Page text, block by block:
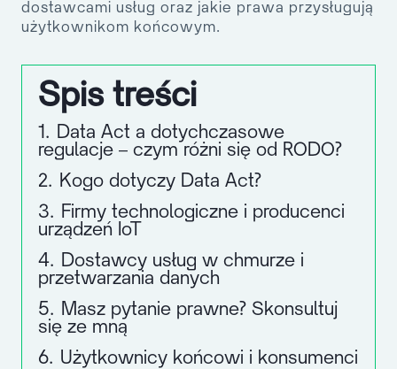
dostawcami usług oraz jakie prawa przysługują
użytkownikom końcowym.
Spis treści
1. Data Act a dotychczasowe
regulacje – czym różni się od RODO?
2. Kogo dotyczy Data Act?
3. Firmy technologiczne i producenci
urządzeń IoT
4. Dostawcy usług w chmurze i
przetwarzania danych
5. Masz pytanie prawne? Skonsultuj
się ze mną
6. Użytkownicy końcowi i konsumenci